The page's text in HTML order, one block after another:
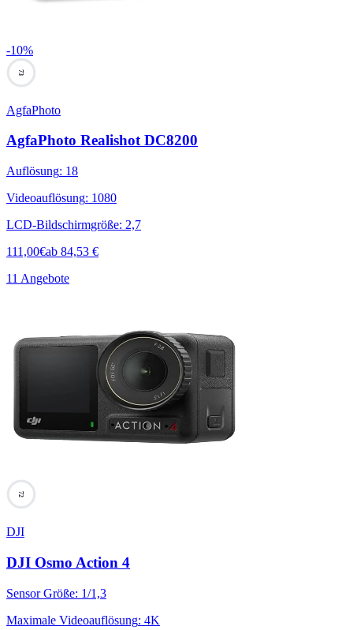
-10%
73
AgfaPhoto
AgfaPhoto Realishot DC8200
Auflösung: 18
Videoauflösung: 1080
LCD-Bildschirmgröße: 2,7
111,00€ab 84,53 €
11 Angebote
72
DJI
DJI Osmo Action 4
Sensor Größe: 1/1,3
Maximale Videoauflösung: 4K